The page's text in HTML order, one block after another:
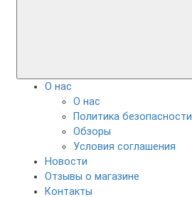
О нас
О нас
Политика безопасности
Обзоры
Условия соглашения
Новости
Отзывы о магазине
Контакты